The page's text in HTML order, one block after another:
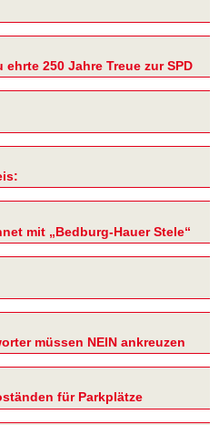
250 Jahre Treue zur SPD
mit „Bedburg-Hauer Stele“
müssen NEIN ankreuzen
für Parkplätze